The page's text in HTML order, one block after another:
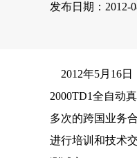
发布日期：2012-
2012年5月16
2000TD1全自动
多次的跨国业务
进行培训和技术